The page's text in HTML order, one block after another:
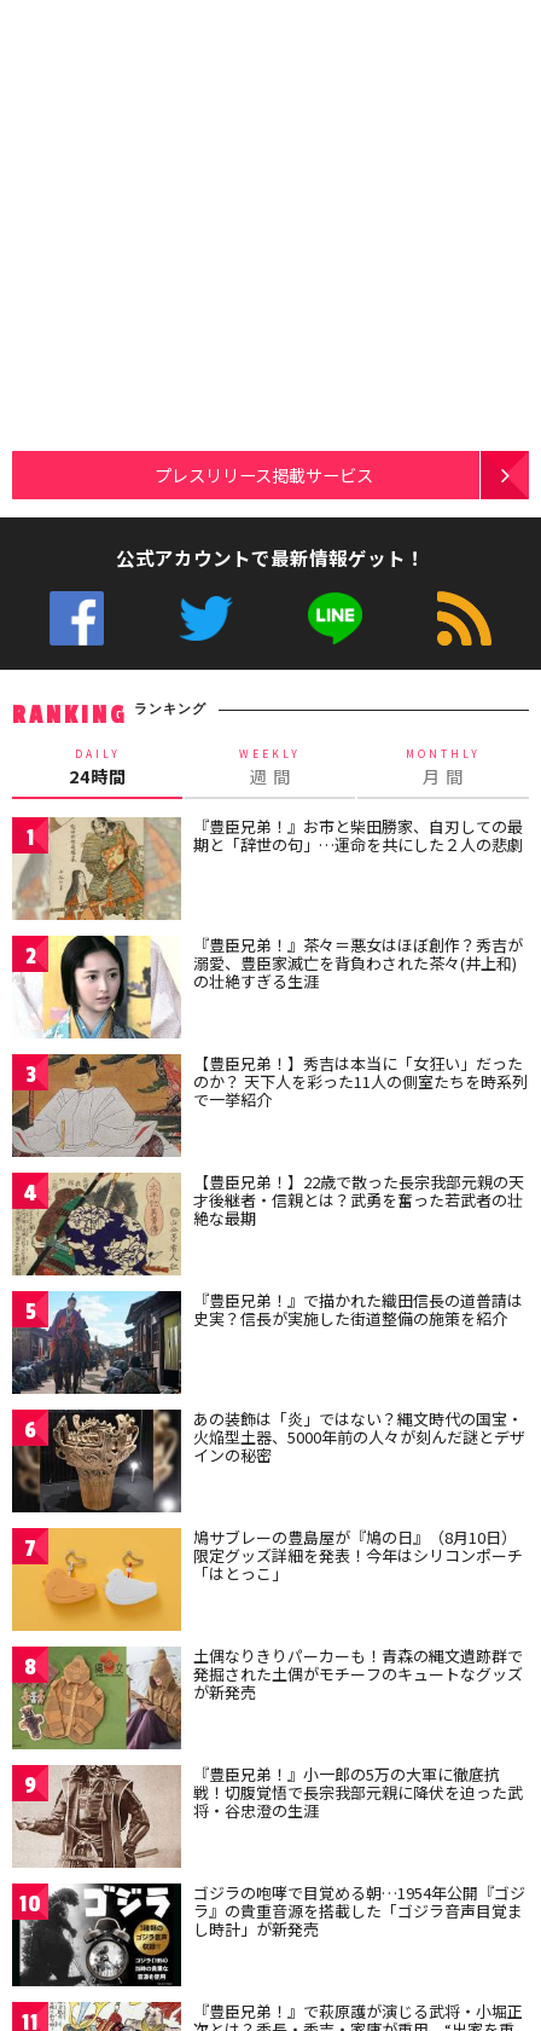
プレスリリース掲載サービス
公式アカウントで最新情報ゲット！
RANKING ランキング
DAILY
24時間
WEEKLY
週 間
MONTHLY
月 間
1 『豊臣兄弟！』お市と柴田勝家、自刃しての最
期と「辞世の句」…運命を共にした２人の悲劇
2 『豊臣兄弟！』茶々＝悪女はほぼ創作？秀吉が
溺愛、豊臣家滅亡を背負わされた茶々(井上和)
の壮絶すぎる生涯
3 【豊臣兄弟！】秀吉は本当に「女狂い」だった
のか？ 天下人を彩った11人の側室たちを時系列
で一挙紹介
4 【豊臣兄弟！】22歳で散った長宗我部元親の天
才後継者・信親とは？武勇を奮った若武者の壮
絶な最期
5 『豊臣兄弟！』で描かれた織田信長の道普請は
史実？信長が実施した街道整備の施策を紹介
6 あの装飾は「炎」ではない？縄文時代の国宝・
火焔型土器、5000年前の人々が刻んだ謎とデザ
インの秘密
7 鳩サブレーの豊島屋が『鳩の日』（8月10日）
限定グッズ詳細を発表！今年はシリコンポーチ
「はとっこ」
8 土偶なりきりパーカーも！青森の縄文遺跡群で
発掘された土偶がモチーフのキュートなグッズ
が新発売
9 『豊臣兄弟！』小一郎の5万の大軍に徹底抗
戦！切腹覚悟で長宗我部元親に降伏を迫った武
将・谷忠澄の生涯
10 ゴジラの咆哮で目覚める朝…1954年公開『ゴジ
ラ』の貴重音源を搭載した「ゴジラ音声目覚ま
し時計」が新発売
11 『豊臣兄弟！』で萩原護が演じる武将・小堀正